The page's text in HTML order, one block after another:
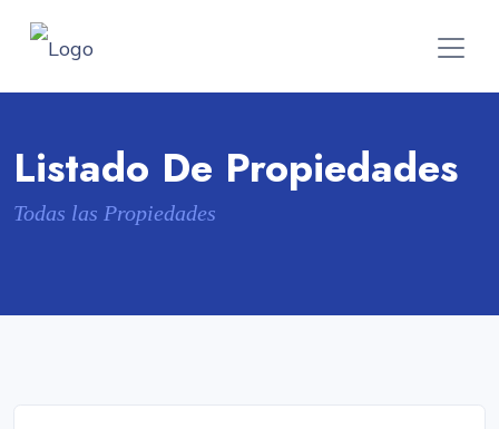
Listado De Propiedades
Todas las Propiedades